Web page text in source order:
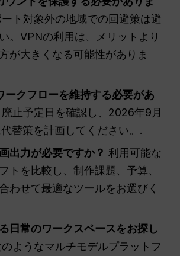
ト対象外の地域での回避策は避
。VPNの利用は、メリットより
が大きくなる可能性がありま
ークフローを維持する必要があ
廃止予定日を確認し、2026年9月
替策を計画してください。.
出力が必要ですか？ 利用可能な
トを比較し、制作課題、予算、
わせて最適なツールをお選びく
日常のワークスペースをお探し
のようなマルチモデルプラットフ